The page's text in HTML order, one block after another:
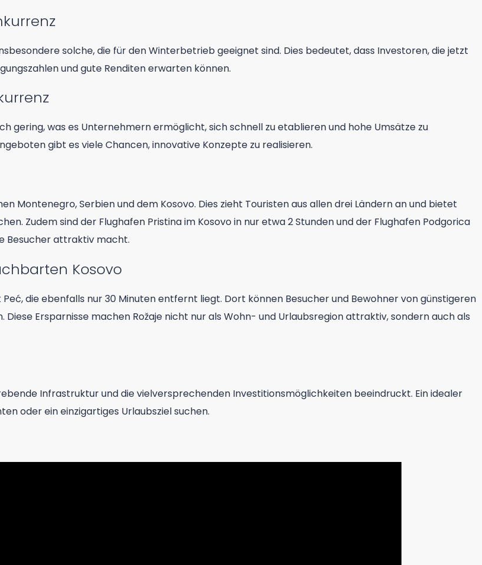
solche, die für den Winterbetrieb geeignet sind. Dies bedeutet, dass Investoren, die jetzt
und gute Renditen erwarten können.
gering, was es Unternehmern ermöglicht, sich schnell zu etablieren und hohe Umsätze zu
gibt es viele Chancen, innovative Konzepte zu realisieren.
Montenegro, Serbien und dem Kosovo. Dies zieht Touristen aus allen drei Ländern an und bietet
Zudem sind der Flughafen Pristina im Kosovo in nur etwa 2 Stunden und der Flughafen Podgorica
Besucher attraktiv macht.
Kosovo
die ebenfalls nur 30 Minuten entfernt liegt. Dort können Besucher und Bewohner von günstigeren
Ersparnisse machen Rožaje nicht nur als Wohn- und Urlaubsregion attraktiv, sondern auch als
Infrastruktur und die vielversprechenden Investitionsmöglichkeiten beeindruckt. Ein idealer
oder ein einzigartiges Urlaubsziel suchen.